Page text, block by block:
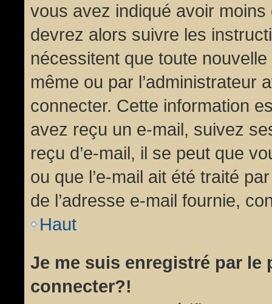
vous avez indiqué avoir
devrez alors suivre les
nécessitent que toute
même ou par l’administrateur
connecter. Cette information
avez reçu un e-mail, suivez
reçu d’e-mail, il se peut que
ou que l’e-mail ait été traité
de l’adresse e-mail fournie,
Haut
Je me suis enregistré par le
connecter?!